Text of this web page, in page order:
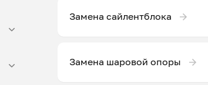
Замена сайлентблока
Замена шаровой опоры